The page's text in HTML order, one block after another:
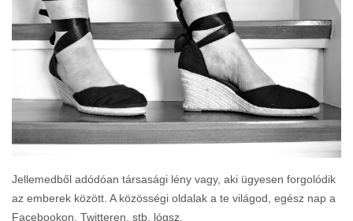
Jellemedből adódóan társasági lény vagy, aki ügyesen forgolódik
az emberek között. A közösségi oldalak a te világod, egész nap a
Facebookon, Twitteren, stb. lógsz.